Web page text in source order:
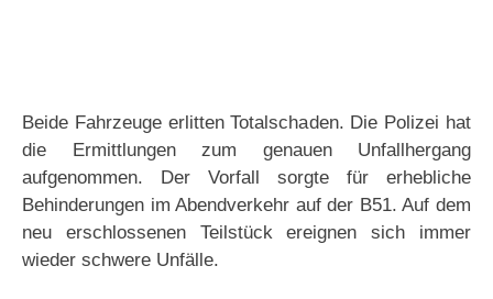
Beide Fahrzeuge erlitten Totalschaden. Die Polizei hat
die Ermittlungen zum genauen Unfallhergang
aufgenommen. Der Vorfall sorgte für erhebliche
Behinderungen im Abendverkehr auf der B51. Auf dem
neu erschlossenen Teilstück ereignen sich immer
wieder schwere Unfälle.